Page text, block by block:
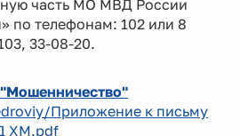
часть МО МВД России
по телефонам: 102 или 8
33-08-20.
Приложение к письму
ХМ.pdf